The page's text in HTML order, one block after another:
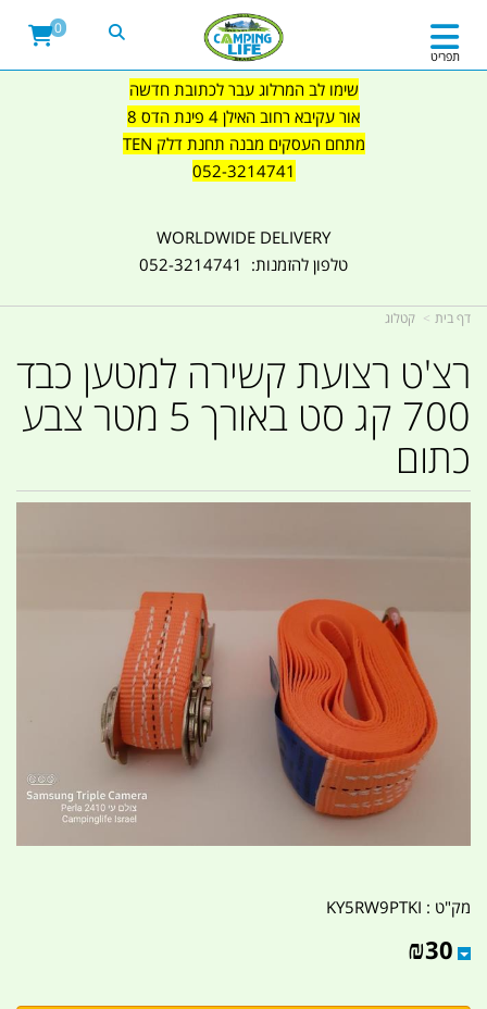
שימו לב המרלוג עבר לכתובת חדשה
אור עקיבא רחוב האילן 4 פינת הדס 8
מתחם העסקים מבנה תחנת דלק TEN
052-3214741
WORLDWIDE DELIVERY
טלפון להזמנות: 052-3214741
תפריט
0
דף בית קטלוג
רצ'ט רצועת קשירה למטען כבד
700 קג סט באורך 5 מטר צבע
כתום
מק"ט : KY5RW9PTKI
₪30